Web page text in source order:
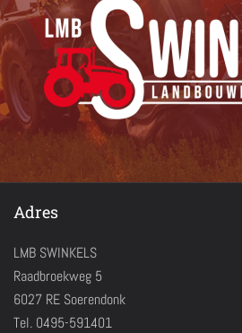
Adres
LMB SWINKELS
Raadbroekweg 5
6027 RE Soerendonk
Tel. 0495-591401